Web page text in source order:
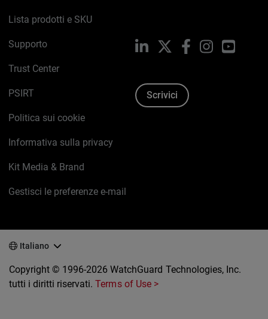
Lista prodotti e SKU
Supporto
Trust Center
PSIRT
Politica sui cookie
Informativa sulla privacy
Kit Media & Brand
Gestisci le preferenze e-mail
LinkedIn FacebookInstagram
Scrivici
Italiano
Copyright © 1996-2026 WatchGuard Technologies, Inc.
tutti i diritti riservati.Terms of Use >